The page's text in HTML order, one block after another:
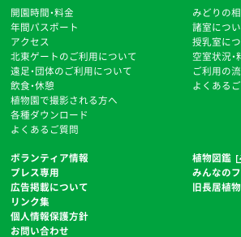
開園時間・料金
年間パスポート
アクセス
北東ゲートのご利用について
遠足・団体のご利用について
飲食・休憩
植物園で撮影される方へ
各種ダウンロード
よくあるご質問
みどりの
諸室につ
授乳室に
空室状況・
ご利用の
よくある
ボランティア情報
プレス専用
広告掲載について
リンク集
個人情報保護方針
お問い合わせ
植物図鑑
みんなの
旧長居植